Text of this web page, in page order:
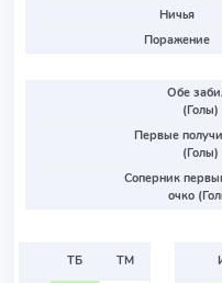
Ничья
Поражение
Обе
(Голы)
Первые
(Голы)
Соперник
очко
ТБ
ТМ